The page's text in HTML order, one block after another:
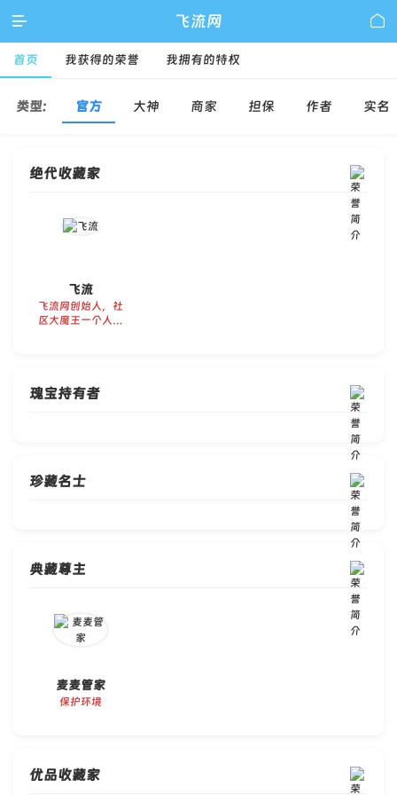
 飞流网 
首页 我获得的荣誉 我拥有的特权
类型: 官方 大神 商家 担保 作者 实名
绝代收藏家
飞流
飞流网创始人，社
区大魔王一个人六
瑰宝持有者
珍藏名士
典藏尊主
麦麦管家
保护环境
优品收藏家